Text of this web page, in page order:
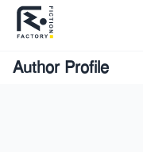
Author Profile